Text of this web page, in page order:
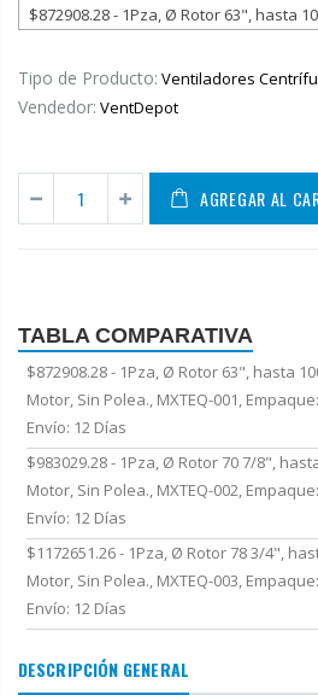
Tipo de Producto: Ventiladores
Vendedor: VentDepot
AGREGAR AL
TABLA COMPARATIVA
$872908.28 - 1Pza, Ø Rotor 63", hasta
Motor, Sin Polea., MXTEQ-001,
Envío: 12 Días
$983029.28 - 1Pza, Ø Rotor 70 7/8",
Motor, Sin Polea., MXTEQ-002,
Envío: 12 Días
$1172651.26 - 1Pza, Ø Rotor 78 3/4",
Motor, Sin Polea., MXTEQ-003, Empaque:
Envío: 12 Días
DESCRIPCIÓN GENERAL
3480 Series Commercial Fan Forced Recessed Mounted Ceiling Heater with Thermostat, Ducto y Sistema de Ducteria, MXADH-001-039
De $ 112.18 MXN
$ 5,868.65 MXN
De $ 133.11 MXN